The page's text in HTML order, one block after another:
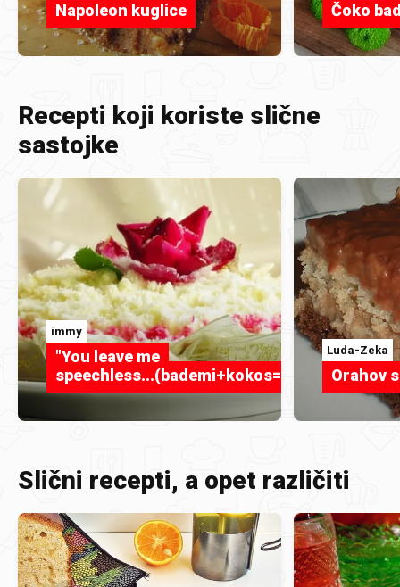
Napoleon kuglice Čoko
Recepti koji koriste slične
sastojke
immy
"You leave me
speechless...(bademi+kokos=RAFFAELLO)!"
Luda-Zeka
Orahov
Slični recepti, a opet različiti